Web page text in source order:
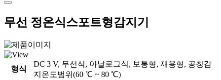
무선 정온식스포트형감지기
형식
DC 3 V, 무선식, 아날로그식, 보통형, 재용형, 공칭감
지온도범위(60 ℃ ~ 80 ℃)